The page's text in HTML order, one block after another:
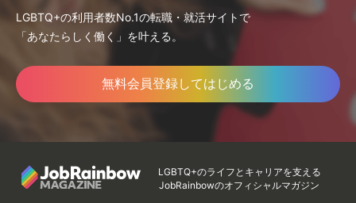
LGBTQ+の利用者数No.1の転職・就活サイトで
「あなたらしく働く」を叶える。
無料会員登録してはじめる
LGBTQ+のライフとキャリアを支える
JobRainbowのオフィシャルマガジン